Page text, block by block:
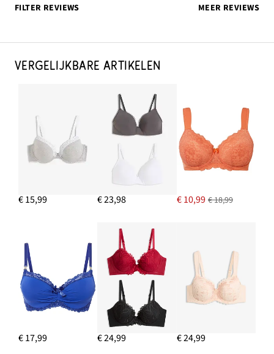
FILTER REVIEWS MEER REVIEWS
VERGELIJKBARE ARTIKELEN
€ 15,99 € 23,98 € 10,99 € 18,99
€ 17,99 € 24,99 € 24,99